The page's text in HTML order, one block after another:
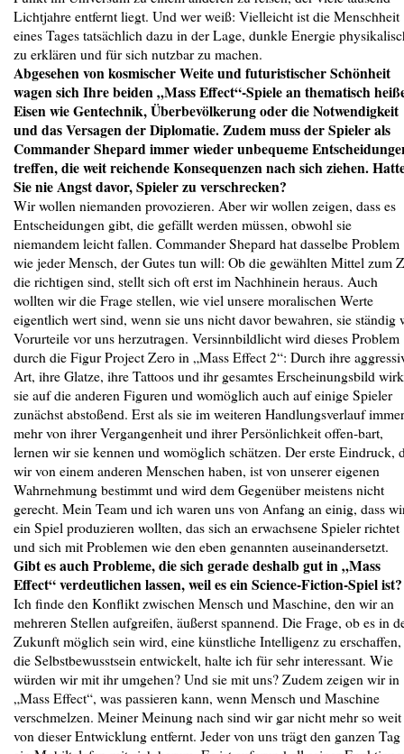
Lichtjahre entfernt liegt. Und wer weiß: Vielleicht ist die Menschheit
eines Tages tatsächlich dazu in der Lage, dunkle Energie
zu erklären und für sich nutzbar zu machen.
Abgesehen von kosmischer Weite und futuristischer Schönheit
wagen sich Ihre beiden „Mass Effect“-Spiele an thematisch
Eisen wie Gentechnik, Überbevölkerung oder die Notwendigkeit
und das Versagen der Diplomatie. Zudem muss der Spieler als
Commander Shepard immer wieder unbequeme
treffen, die weit reichende Konsequenzen nach sich ziehen.
Sie nie Angst davor, Spieler zu verschrecken?
Wir wollen niemanden provozieren. Aber wir wollen zeigen, dass es
Entscheidungen gibt, die gefällt werden müssen, obwohl sie
niemandem leicht fallen. Commander Shepard hat dasselbe Problem
wie jeder Mensch, der Gutes tun will: Ob die gewählten Mittel zum
die richtigen sind, stellt sich oft erst im Nachhinein heraus. Auch
wollten wir die Frage stellen, wie viel unsere moralischen Werte
eigentlich wert sind, wenn sie uns nicht davor bewahren, sie ständig
Vorurteile vor uns herzutragen. Versinnbildlicht wird dieses Problem
durch die Figur Project Zero in „Mass Effect 2“: Durch ihre
Art, ihre Glatze, ihre Tattoos und ihr gesamtes Erscheinungsbild
sie auf die anderen Figuren und womöglich auch auf einige Spieler
zunächst abstoßend. Erst als sie im weiteren Handlungsverlauf immer
mehr von ihrer Vergangenheit und ihrer Persönlichkeit offen-bart,
lernen wir sie kennen und womöglich schätzen. Der erste Eindruck,
wir von einem anderen Menschen haben, ist von unserer eigenen
Wahrnehmung bestimmt und wird dem Gegenüber meistens nicht
gerecht. Mein Team und ich waren uns von Anfang an einig, dass
ein Spiel produzieren wollten, das sich an erwachsene Spieler richtet
und sich mit Problemen wie den eben genannten auseinandersetzt.
Gibt es auch Probleme, die sich gerade deshalb gut in „Mass
Effect“ verdeutlichen lassen, weil es ein Science-Fiction-Spiel ist?
Ich finde den Konflikt zwischen Mensch und Maschine, den wir an
mehreren Stellen aufgreifen, äußerst spannend. Die Frage, ob es in
Zukunft möglich sein wird, eine künstliche Intelligenz zu erschaffen,
die Selbstbewusstsein entwickelt, halte ich für sehr interessant. Wie
würden wir mit ihr umgehen? Und sie mit uns? Zudem zeigen wir in
„Mass Effect“, was passieren kann, wenn Mensch und Maschine
verschmelzen. Meiner Meinung nach sind wir gar nicht mehr so weit
von dieser Entwicklung entfernt. Jeder von uns trägt den ganzen Tag